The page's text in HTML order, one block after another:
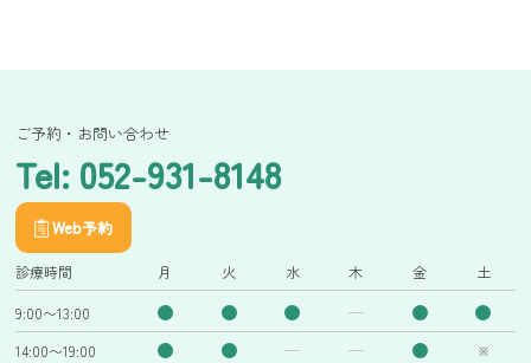
ご予約・お問い合わせ
Tel: 052-931-8148
Web予約
診療時間 月 火 水 木 金 土
9:00〜13:00
14:00〜19:00
※